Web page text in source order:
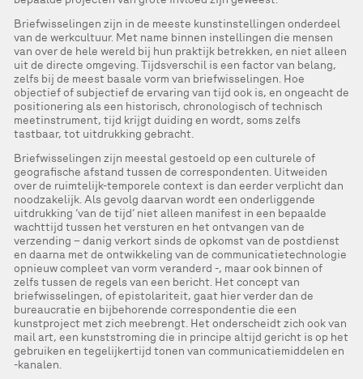
Briefwisselingen zijn in de meeste kunstinstellingen onderdeel
van de werkcultuur. Met name binnen instellingen die mensen
van over de hele wereld bij hun praktijk betrekken, en niet alleen
uit de directe omgeving. Tijdsverschil is een factor van belang,
zelfs bij de meest basale vorm van briefwisselingen. Hoe
objectief of subjectief de ervaring van tijd ook is, en ongeacht de
positionering als een historisch, chronologisch of technisch
meetinstrument, tijd krijgt duiding en wordt, soms zelfs
tastbaar, tot uitdrukking gebracht.
Briefwisselingen zijn meestal gestoeld op een culturele of
geografische afstand tussen de correspondenten. Uitweiden
over de ruimtelijk-temporele context is dan eerder verplicht dan
noodzakelijk. Als gevolg daarvan wordt een onderliggende
uitdrukking ‘van de tijd’ niet alleen manifest in een bepaalde
wachttijd tussen het versturen en het ontvangen van de
verzending – danig verkort sinds de opkomst van de postdienst
en daarna met de ontwikkeling van de communicatietechnologie
opnieuw compleet van vorm veranderd -, maar ook binnen of
zelfs tussen de regels van een bericht. Het concept van
briefwisselingen, of epistolariteit, gaat hier verder dan de
bureaucratie en bijbehorende correspondentie die een
kunstproject met zich meebrengt. Het onderscheidt zich ook van
mail art, een kunststroming die in principe altijd gericht is op het
gebruiken en tegelijkertijd tonen van communicatiemiddelen en
-kanalen.